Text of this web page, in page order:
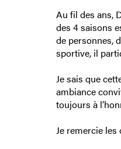
Au fil des ans,
des 4 saisons
de personnes,
sportive, il
Je sais que
ambiance
toujours à
Je remercie